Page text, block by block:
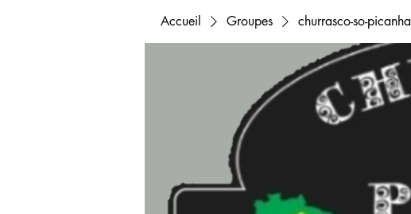
Accueil Groupes churrasco-so-picanha